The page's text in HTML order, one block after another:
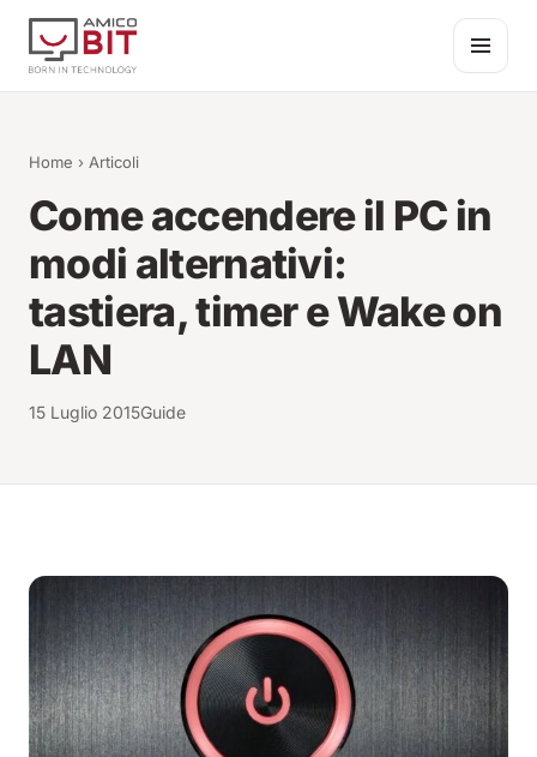
Salta al contenuto
Home › Articoli
Come accendere il PC in
modi alternativi:
tastiera, timer e Wake on
LAN
15 Luglio 2015Guide